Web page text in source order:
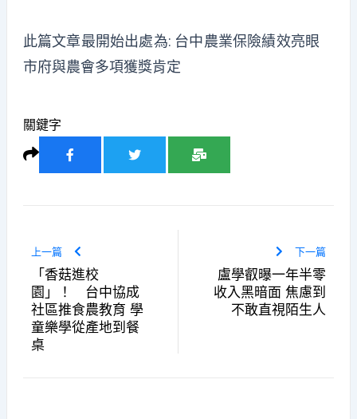
此篇文章最開始出處為: 台中農業保險績效亮眼
市府與農會多項獲獎肯定
關鍵字
上一篇
「香菇進校
園」！ 台中協成
社區推食農教育 學
童樂學從產地到餐
桌
下一篇
盧學叡曝一年半零
收入黑暗面 焦慮到
不敢直視陌生人